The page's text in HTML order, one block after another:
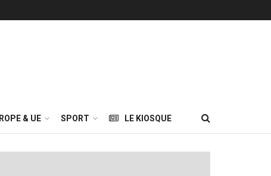
& UE SPORT LE KIOSQUE